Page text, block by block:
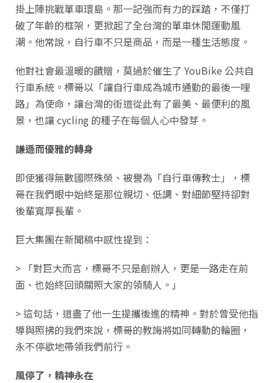
掛上陣挑戰單車環島。那一記強而有力的踩踏，不僅打
破了年齡的框架，更掀起了全台灣的單車休閒運動風
潮。他常說，自行車不只是商品，而是一種生活態度。
他對社會最溫暖的饋贈，莫過於催生了 YouBike 公共自
行車系統。標哥以「讓自行車成為城市通勤的最後一哩
路」為使命，讓台灣的街道從此有了最美、最便利的風
景，也讓 cycling 的種子在每個人心中發芽。
謙遜而優雅的轉身
即使獲得無數國際殊榮、被譽為「自行車傳教士」，標
哥在我們眼中始終是那位親切、低調、對細節堅持卻對
後輩寬厚長輩。
巨大集團在新聞稿中感性提到：
> 「對巨大而言，標哥不只是創辦人，更是一路走在前
面、也始終回頭關照大家的領騎人。」
> 這句話，道盡了他一生提攜後進的精神。對於曾受他指
導與照拂的我們來說，標哥的教誨將如同轉動的輪圈，
永不停歇地帶領我們前行。
風停了，精神永在